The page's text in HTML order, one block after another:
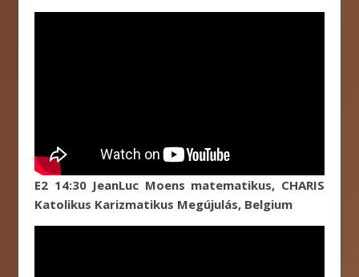
E2 14:30 JeanLuc Moens matematikus, CHARIS
Katolikus Karizmatikus Megújulás, Belgium